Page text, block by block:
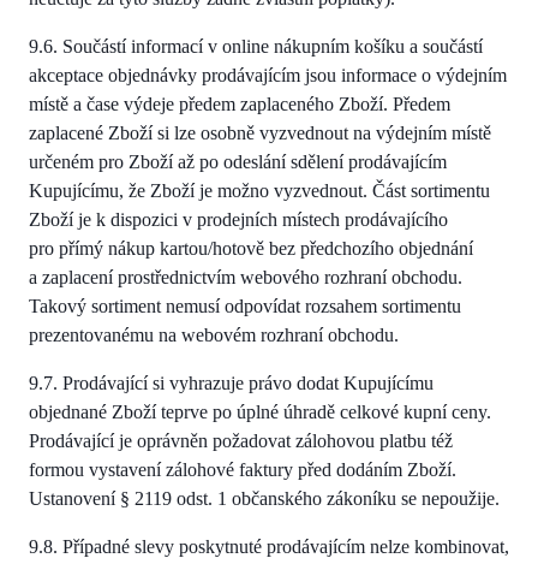
9.6. Součástí informací v online nákupním košíku a součástí
akceptace objednávky prodávajícím jsou informace o výdejním
místě a čase výdeje předem zaplaceného Zboží. Předem
zaplacené Zboží si lze osobně vyzvednout na výdejním místě
určeném pro Zboží až po odeslání sdělení prodávajícím
Kupujícímu, že Zboží je možno vyzvednout. Část sortimentu
Zboží je k dispozici v prodejních místech prodávajícího
pro přímý nákup kartou/hotově bez předchozího objednání
a zaplacení prostřednictvím webového rozhraní obchodu.
Takový sortiment nemusí odpovídat rozsahem sortimentu
prezentovanému na webovém rozhraní obchodu.
9.7. Prodávající si vyhrazuje právo dodat Kupujícímu
objednané Zboží teprve po úplné úhradě celkové kupní ceny.
Prodávající je oprávněn požadovat zálohovou platbu též
formou vystavení zálohové faktury před dodáním Zboží.
Ustanovení § 2119 odst. 1 občanského zákoníku se nepoužije.
9.8. Případné slevy poskytnuté prodávajícím nelze kombinovat,